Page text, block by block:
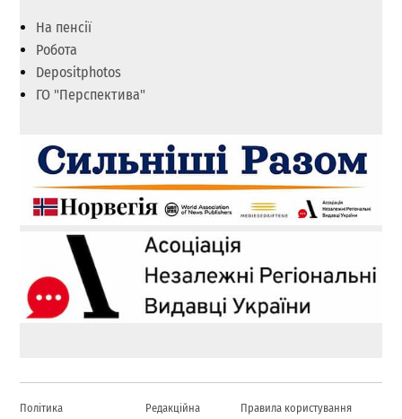
На пенсії
Робота
Depositphotos
ГО "Перспектива"
Політика Редакційна Правила користування